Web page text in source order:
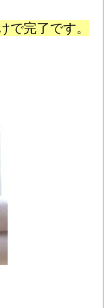
で完了です。